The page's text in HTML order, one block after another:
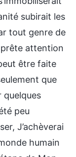
subirait les
tout genre de
attention
être faite
que
quelques
peu
J’achèverai
humain